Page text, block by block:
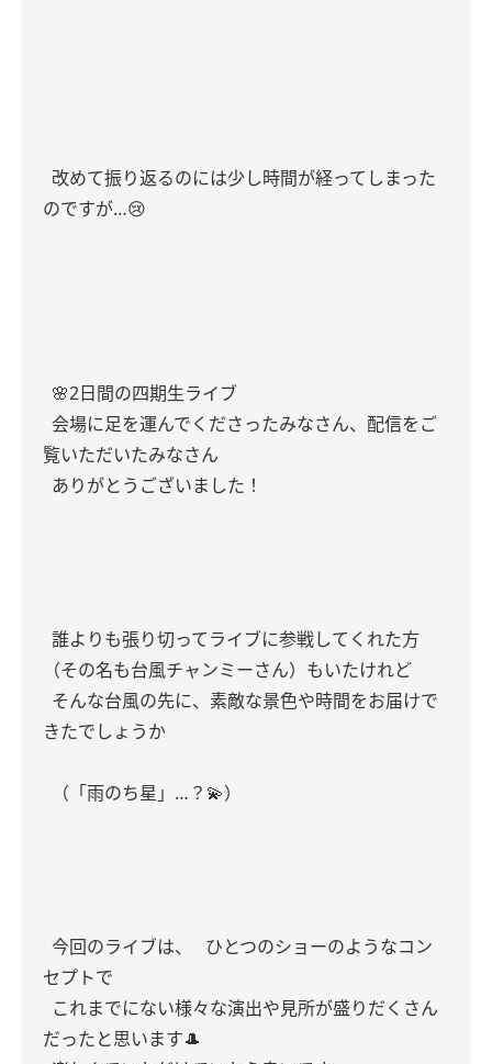
改めて振り返るのには少し時間が経ってしまった
のですが…😢
🌸2日間の四期生ライブ
会場に足を運んでくださったみなさん、配信をご
覧いただいたみなさん
ありがとうございました！
誰よりも張り切ってライブに参戦してくれた方
（その名も台風チャンミーさん）もいたけれど
そんな台風の先に、素敵な景色や時間をお届けで
きたでしょうか
（「雨のち星」…？💫）
今回のライブは、
ひとつのショーのようなコン
セプトで
これまでにない様々な演出や見所が盛りだくさん
だったと思います🎩